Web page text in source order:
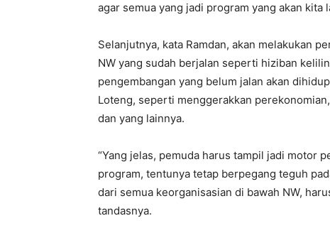
agar semua yang jadi program yang akan kita
Selanjutnya, kata Ramdan, akan melakukan
NW yang sudah berjalan seperti hiziban
pengembangan yang belum jalan akan
Loteng, seperti menggerakkan
dan yang lainnya.
“Yang jelas, pemuda harus tampil jadi motor
program, tentunya tetap berpegang teguh
dari semua keorganisasian di bawah NW,
tandasnya.